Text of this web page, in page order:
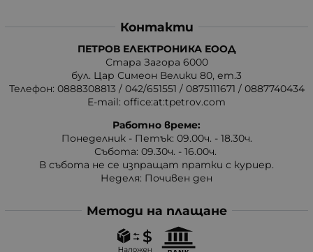
Контакти
ПЕТРОВ ЕЛЕКТРОНИКА ЕООД
Стара Загора 6000
бул. Цар Симеон Велики 80, ет.3
Телефон: 0888308813 / 042/651551 / 0875111671 / 0887740434
E-mail: office:at:tpetrov.com
Работно време:
Понеделник - Петък: 09.00ч. - 18.30ч.
Събота: 09.30ч. - 16.00ч.
В събота не се изпращат пратки с куриер.
Неделя: Почивен ден
Методи на плащане